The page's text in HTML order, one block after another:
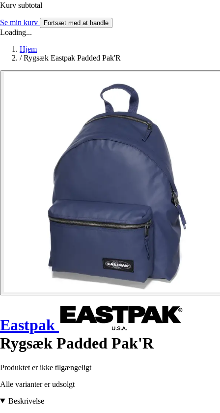
Kurv subtotal
Se min kurv Fortsæt med at handle
Loading...
Hjem
/ Rygsæk Eastpak Padded Pak'R
Eastpak
Rygsæk Padded Pak'R
Produktet er ikke tilgængeligt
Alle varianter er udsolgt
Beskrivelse